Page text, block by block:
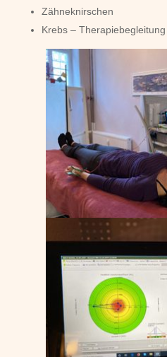
Zähneknirschen
Krebs – Therapiebegleitung